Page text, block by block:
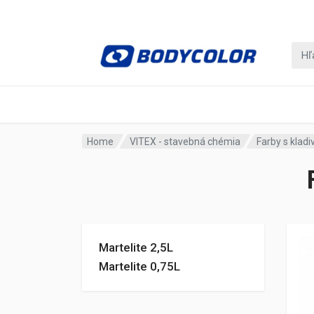
Home VITEX - stavebná chémia Farby s
Martelite 2,5L
Martelite 0,75L